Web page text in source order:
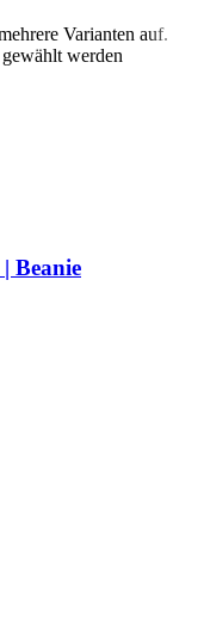
Varianten auf.
werden
Beanie